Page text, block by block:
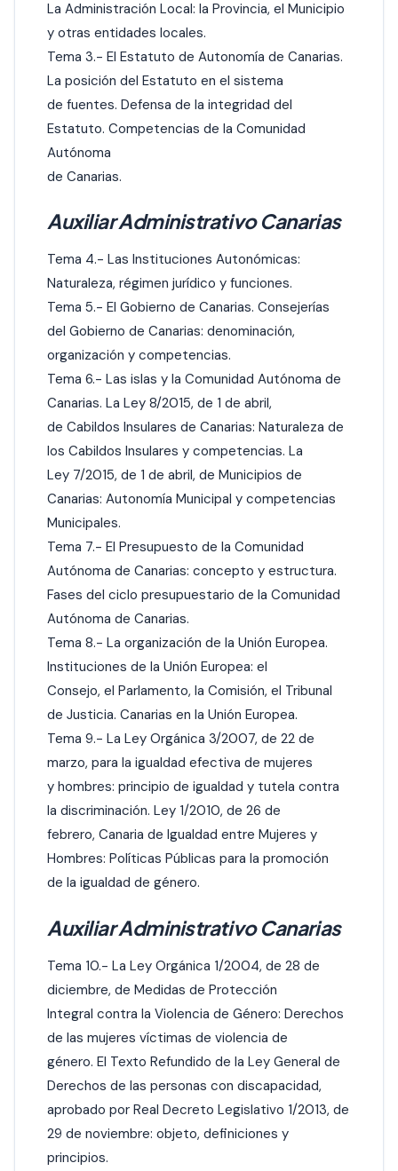
La Administración Local: la Provincia, el Municipio
y otras entidades locales.
Tema 3.- El Estatuto de Autonomía de Canarias.
La posición del Estatuto en el sistema
de fuentes. Defensa de la integridad del
Estatuto. Competencias de la Comunidad
Autónoma
de Canarias.
Auxiliar Administrativo Canarias
Tema 4.- Las Instituciones Autonómicas:
Naturaleza, régimen jurídico y funciones.
Tema 5.- El Gobierno de Canarias. Consejerías
del Gobierno de Canarias: denominación,
organización y competencias.
Tema 6.- Las islas y la Comunidad Autónoma de
Canarias. La Ley 8/2015, de 1 de abril,
de Cabildos Insulares de Canarias: Naturaleza de
los Cabildos Insulares y competencias. La
Ley 7/2015, de 1 de abril, de Municipios de
Canarias: Autonomía Municipal y competencias
Municipales.
Tema 7.- El Presupuesto de la Comunidad
Autónoma de Canarias: concepto y estructura.
Fases del ciclo presupuestario de la Comunidad
Autónoma de Canarias.
Tema 8.- La organización de la Unión Europea.
Instituciones de la Unión Europea: el
Consejo, el Parlamento, la Comisión, el Tribunal
de Justicia. Canarias en la Unión Europea.
Tema 9.- La Ley Orgánica 3/2007, de 22 de
marzo, para la igualdad efectiva de mujeres
y hombres: principio de igualdad y tutela contra
la discriminación. Ley 1/2010, de 26 de
febrero, Canaria de Igualdad entre Mujeres y
Hombres: Políticas Públicas para la promoción
de la igualdad de género.
Auxiliar Administrativo Canarias
Tema 10.- La Ley Orgánica 1/2004, de 28 de
diciembre, de Medidas de Protección
Integral contra la Violencia de Género: Derechos
de las mujeres víctimas de violencia de
género. El Texto Refundido de la Ley General de
Derechos de las personas con discapacidad,
aprobado por Real Decreto Legislativo 1/2013, de
29 de noviembre: objeto, definiciones y
principios.